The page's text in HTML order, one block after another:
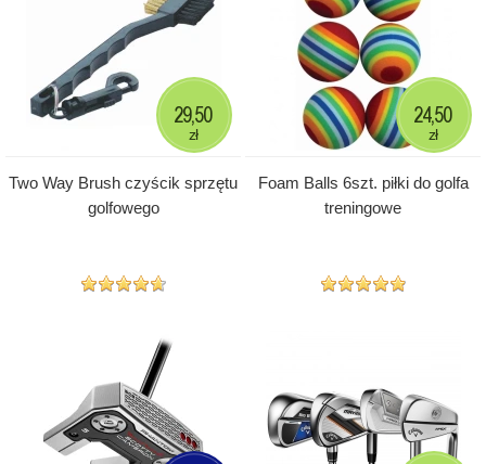
Two Way Brush czyścik sprzętu
golfowego
29,50
zł
Foam Balls 6szt. piłki do golfa
treningowe
24,50
zł